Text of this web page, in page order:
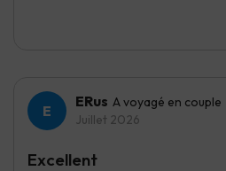
ERus A voyagé en couple
Juillet 2026
Excellent